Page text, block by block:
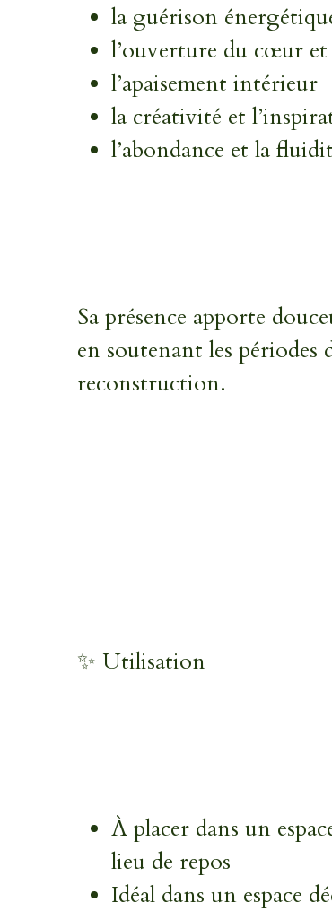
la guérison
l’ouverture du cœur et
l’apaisement intérieur
la créativité et
l’abondance et la
Sa présence apporte
en soutenant les
reconstruction.
✨ Utilisation
À placer dans un
lieu de repos
Idéal dans un espace